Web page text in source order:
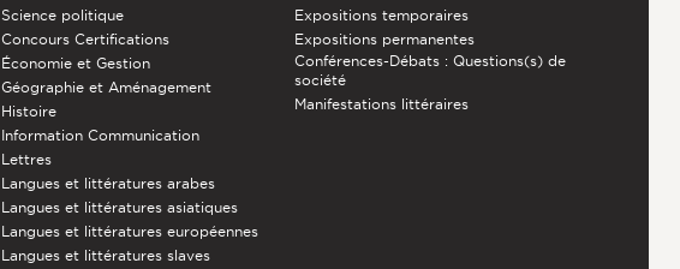
Science politique
Concours Certifications
Économie et Gestion
Géographie et Aménagement
Histoire
Information Communication
Lettres
Langues et littératures arabes
Langues et littératures asiatiques
Langues et littératures européennes
Langues et littératures slaves
Expositions temporaires
Expositions permanentes
Conférences-Débats : Questions(s) de
société
Manifestations littéraires